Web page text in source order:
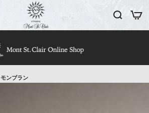
モンブラン